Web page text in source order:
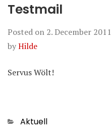
Testmail
Posted on 2. December 2011
byHilde
Servus Wölt!
Categories
Aktuell